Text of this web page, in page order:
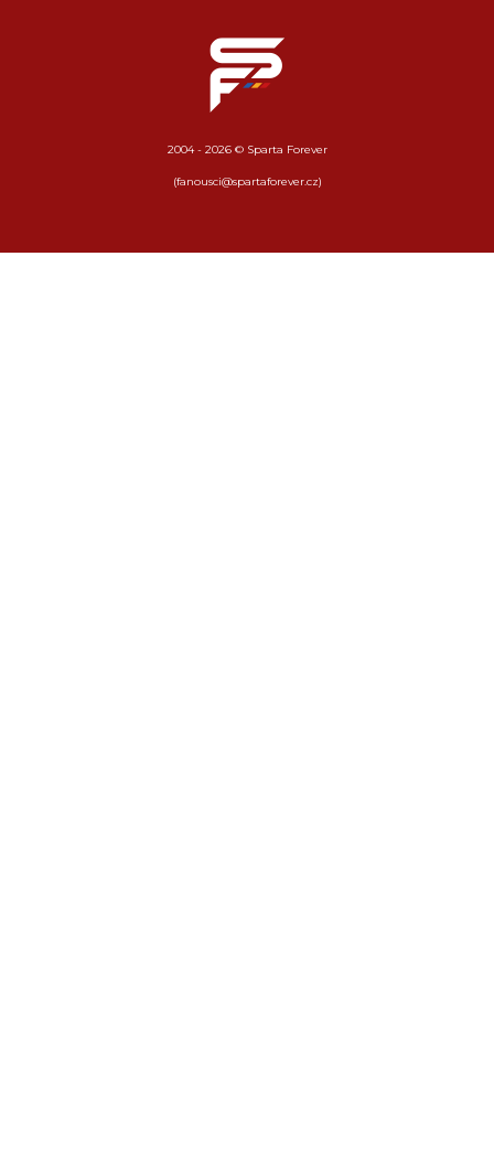
2004 - 2026 © Sparta Forever
(fanousci@spartaforever.cz)